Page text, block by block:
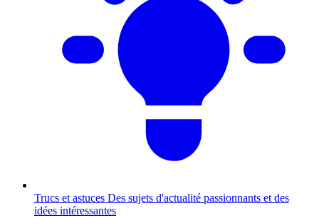
Trucs et astuces Des sujets d'actualité passionnants et des
idées intéressantes